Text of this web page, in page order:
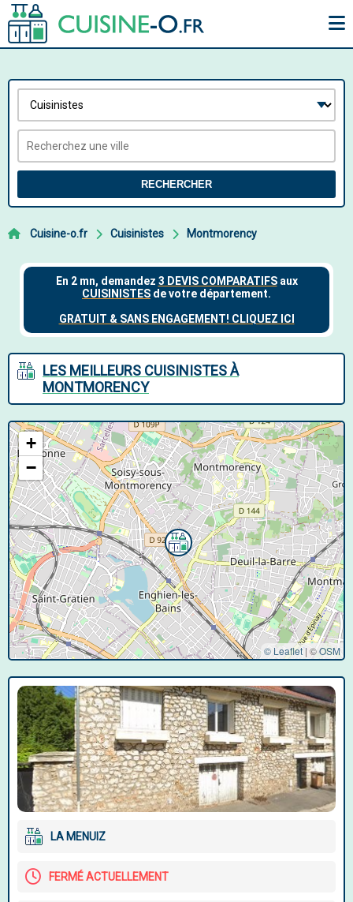
RECHERCHER
Cuisine-o.fr Cuisinistes Montmorency
LES MEILLEURS CUISINISTES À
MONTMORENCY
+
−
© Leaflet |©OSM
LA MENUIZ
FERMÉ ACTUELLEMENT